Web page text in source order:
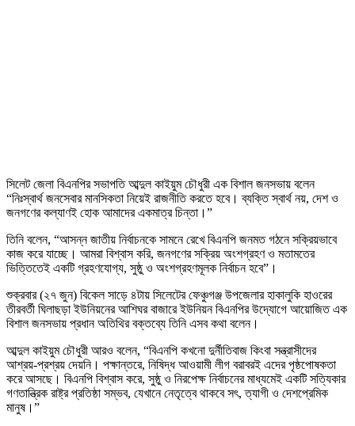
সিলেট জেলা বিএনপির সভাপতি আব্দুল কাইয়ুম চৌধুরী এক বিশাল জনসভায় বলেন
“নিঃস্বার্থ জনসেবার মানসিকতা নিয়েই রাজনীতি করতে হবে। ব্যক্তি স্বার্থ নয়, দেশ ও
জনগণের কল্যাণই হোক আমাদের একমাত্র চিন্তা।”
তিনি বলেন, “আসন্ন জাতীয় নির্বাচনকে সামনে রেখে বিএনপি জনমত গঠনে সক্রিয়ভাবে
কাজ করে যাচ্ছে। আমরা বিশ্বাস করি, জনগণের সক্রিয় অংশগ্রহণ ও মতামতের
ভিত্তিতেই একটি গ্রহণযোগ্য, সুষ্ঠু ও অংশগ্রহণমূলক নির্বাচন হবে”।
শুক্রবার (২৭ জুন) বিকেল সাড়ে ৪টায় সিলেটের ফেঞ্চুগঞ্জ উপজেলার হাকালুকি হাওরের
তীরবর্তী ঘিলাছড়া ইউনিয়নের আশিঘর বাজারে ইউনিয়ন বিএনপির উদ্যোগে আয়োজিত এক
বিশাল জনসভায় প্রধান অতিথির বক্তব্যে তিনি এসব কথা বলেন।
আব্দুল কাইয়ুম চৌধুরী আরও বলেন, “বিএনপি কখনো দুর্নীতিবাজ কিংবা সন্ত্রাসীদের
আশ্রয়-প্রশ্রয় দেয়নি। পক্ষান্তরে, নিষিদ্ধ আওয়ামী লীগ বরাবরই এদের পৃষ্ঠপোষকতা
করে আসছে। বিএনপি বিশ্বাস করে, সুষ্ঠু ও নিরপেক্ষ নির্বাচনের মাধ্যমেই একটি সত্যিকার
গণতান্ত্রিক রাষ্ট্র প্রতিষ্ঠা সম্ভব, যেখানে নেতৃত্বে থাকবে সৎ, ত্যাগী ও দেশপ্রেমিক
মানুষ।”